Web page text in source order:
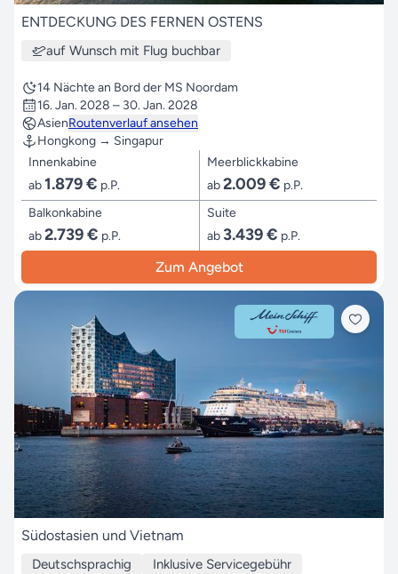
ENTDECKUNG DES FERNEN OSTENS
auf Wunsch mit Flug buchbar
14 Nächte an Bord der MS Noordam
16. Jan. 2028 – 30. Jan. 2028
AsienRoutenverlauf ansehen
Hongkong → Singapur
Innenkabine
ab1.879 € p.P.
Meerblickkabine
ab2.009 € p.P.
Balkonkabine
ab2.739 € p.P.
Suite
ab 3.439 € p.P.
Zum Angebot
Südostasien und Vietnam
Deutschsprachig
Inklusive Servicegebühr